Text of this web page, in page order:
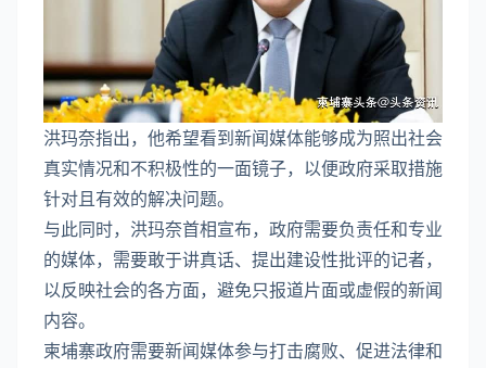
洪玛奈指出，他希望看到新闻媒体能够成为照出社会
真实情况和不积极性的一面镜子，以便政府采取措施
针对且有效的解决问题。
与此同时，洪玛奈首相宣布，政府需要负责任和专业
的媒体，需要敢于讲真话、提出建设性批评的记者，
以反映社会的各方面，避免只报道片面或虚假的新闻
内容。
柬埔寨政府需要新闻媒体参与打击腐败、促进法律和